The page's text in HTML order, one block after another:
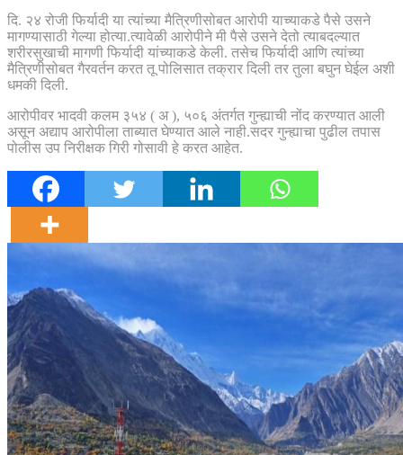
दि. २४ रोजी फिर्यादी या त्यांच्या मैत्रिणीसोबत आरोपी याच्याकडे पैसे उसने
मागण्यासाठी गेल्या होत्या.त्यावेळी आरोपीने मी पैसे उसने देतो त्याबदल्यात
शरीरसुखाची मागणी फिर्यादी यांच्याकडे केली. तसेच फिर्यादी आणि त्यांच्या
मैत्रिणीसोबत गैरवर्तन करत तू पोलिसात तक्रार दिली तर तुला बघुन घेईल अशी
धमकी दिली.
आरोपीवर भादवी कलम ३५४ ( अ ), ५०६ अंतर्गत गुन्ह्याची नोंद करण्यात आली
असून अद्याप आरोपीला ताब्यात घेण्यात आले नाही.सदर गुन्ह्याचा पुढील तपास
पोलीस उप निरीक्षक गिरी गोसावी हे करत आहेत.